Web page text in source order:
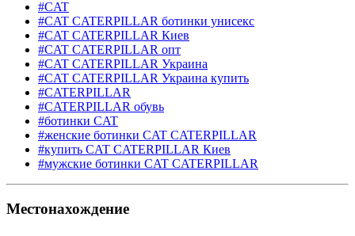
#CAT
#CAT CATERPILLAR ботинки унисекс
#CAT CATERPILLAR Киев
#CAT CATERPILLAR опт
#CAT CATERPILLAR Украина
#CAT CATERPILLAR Украина купить
#CATERPILLAR
#CATERPILLAR обувь
#ботинки CAT
#женские ботинки CAT CATERPILLAR
#купить CAT CATERPILLAR Киев
#мужские ботинки CAT CATERPILLAR
Местонахождение